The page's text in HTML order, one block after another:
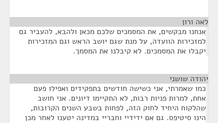
לאה ורון
אנחנו מבקשים, את המסמכים שלכם מכאן ולהבא, להעביר גם
למזכירות הוועדה, על מנת שגם יושב הראש וגם המזכירות
יקבלו את המסמכים. לא קיבלנו את המסמך.
יהודה שושני
כמו שאמרתי, אני כשישה חודשים בתפקידים ואפילו פעם
אחת, למרות פניות רבות, לא התקיימו דיונים. אני חושב
שהלקוח היחיד לחוק הזה, לפחות בשבע השנים הקרובות,
הינו סיטיפס. גם אם ידידיי וחבריי במדינה יטענו לאחר מכן